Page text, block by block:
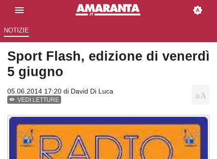
NOTIZIE
Sport Flash, edizione di venerdì
5 giugno
05.06.2014 17:20 di David Di Luca
VEDI LETTURE